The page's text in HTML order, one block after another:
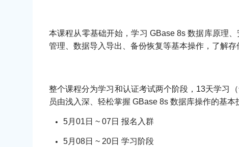
本课程从零基础开始，学习 GBase 8s 数据库原理
管理、数据导入导出、备份恢复等基本操作，了解存
整个课程分为学习和认证考试两个阶段，13天学习
员由浅入深、轻松掌握 GBase 8s 数据库操作的基本
5月01日 ~ 07日 报名入群
5月08日 ~ 20日 学习阶段